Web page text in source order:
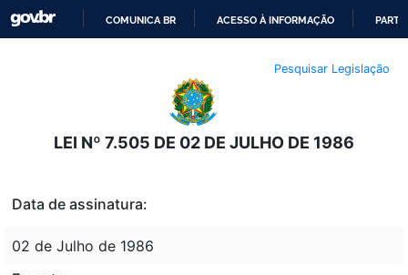
O
CONTEÚDO
COMUNICA BR ACESSO À INFORMAÇÃO
Pesquisar Legislação
LEI Nº 7.505 DE 02 DE JULHO DE 1986
Data de assinatura:
02 de Julho de 1986